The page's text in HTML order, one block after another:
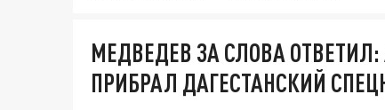
МЕДВЕДЕВ ЗА СЛОВА
ПРИБРАЛ ДАГЕСТАНСКИЙ